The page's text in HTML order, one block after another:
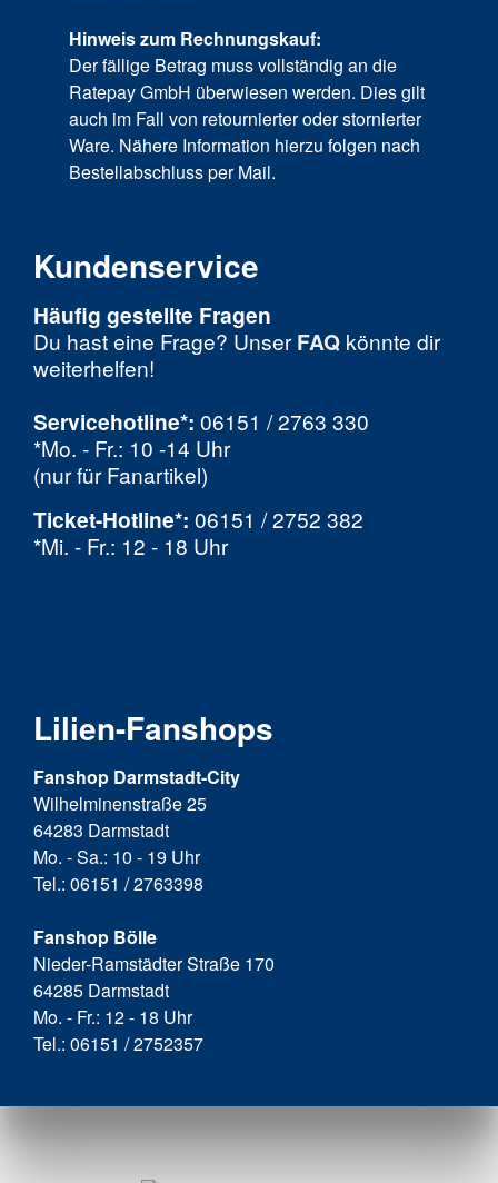
Hinweis zum Rechnungskauf:
Der fällige Betrag muss vollständig an die
Ratepay GmbH überwiesen werden. Dies gilt
auch im Fall von retournierter oder stornierter
Ware. Nähere Information hierzu folgen nach
Bestellabschluss per Mail.
Kundenservice
Häufig gestellte Fragen
Du hast eine Frage? Unser FAQ könnte dir
weiterhelfen!
Servicehotline*: 06151 / 2763 330
*Mo. - Fr.: 10 -14 Uhr
(nur für Fanartikel)
Ticket-Hotline*: 06151 / 2752 382
*Mi. - Fr.: 12 - 18 Uhr
Lilien-Fanshops
Fanshop Darmstadt-City
Wilhelminenstraße 25
64283 Darmstadt
Mo. - Sa.: 10 - 19 Uhr
Tel.: 06151 / 2763398
Fanshop Bölle
Nieder-Ramstädter Straße 170
64285 Darmstadt
Mo. - Fr.: 12 - 18 Uhr
Tel.: 06151 / 2752357